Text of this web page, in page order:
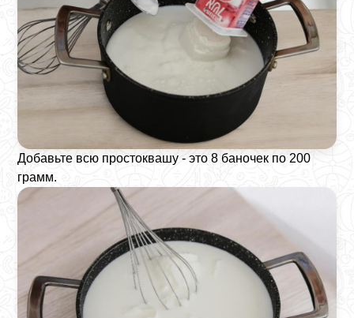
Добавьте всю простоквашу - это 8 баночек по 200
грамм.